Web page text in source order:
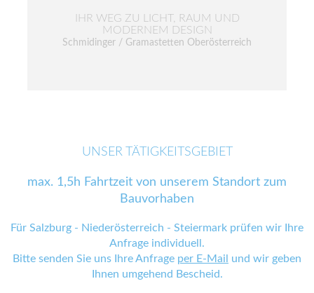
IHR WEG ZU LICHT, RAUM UND
MODERNEM DESIGN
Schmidinger / Gramastetten Oberösterreich
UNSER TÄTIGKEITSGEBIET
max. 1,5h Fahrtzeit von unserem Standort zum
Bauvorhaben
Für Salzburg - Niederösterreich - Steiermark prüfen wir Ihre
Anfrage individuell.
Bitte senden Sie uns Ihre Anfrage per E-Mail
und wir geben
Ihnen umgehend Bescheid.